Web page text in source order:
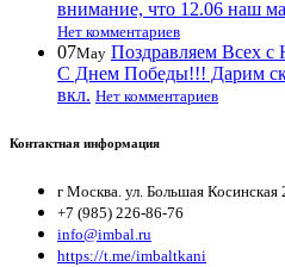
внимание, что 12.06 наш
Нет комментариев
07May Поздравляем Всех
С Днем Победы!!! Дарим
вкл. Нет комментариев
Контактная информация
г Москва. ул. Большая
+7 (985) 226-86-76
info@imbal.ru
https://t.me/imbaltkani